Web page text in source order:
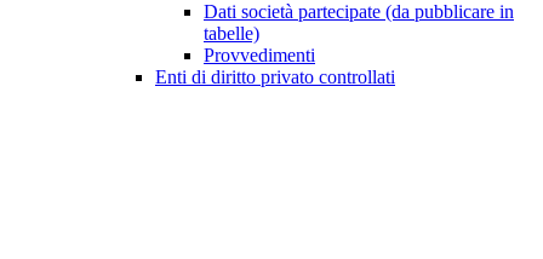
Dati società partecipate (da pubblicare in
tabelle)
Provvedimenti
Enti di diritto privato controllati